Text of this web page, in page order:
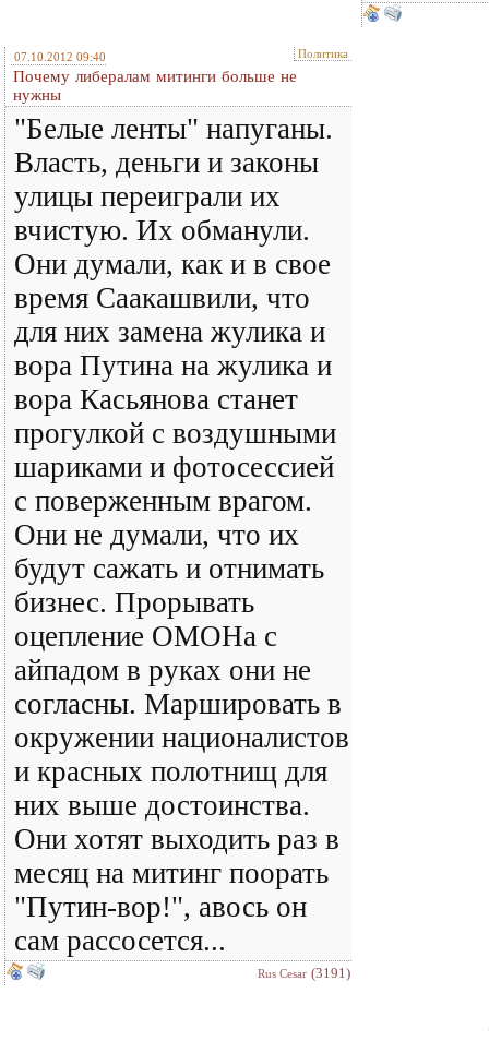
07.10.2012 09:40 Политика
Почему либералам митинги больше не
нужны
"Белые ленты" напуганы.
Власть, деньги и законы
улицы переиграли их
вчистую. Их обманули.
Они думали, как и в свое
время Саакашвили, что
для них замена жулика и
вора Путина на жулика и
вора Касьянова станет
прогулкой с воздушными
шариками и фотосессией
с поверженным врагом.
Они не думали, что их
будут сажать и отнимать
бизнес. Прорывать
оцепление ОМОНа с
айпадом в руках они не
согласны. Маршировать в
окружении националистов
и красных полотнищ для
них выше достоинства.
Они хотят выходить раз в
месяц на митинг поорать
"Путин-вор!", авось он
сам рассосется...
Rus Cesar (3191)